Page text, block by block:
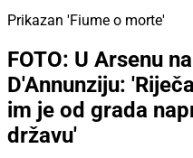
Prikazan 'Fiume o morte'
FOTO: U Arsenu
D'Annunziju:
im je od grada
državu'